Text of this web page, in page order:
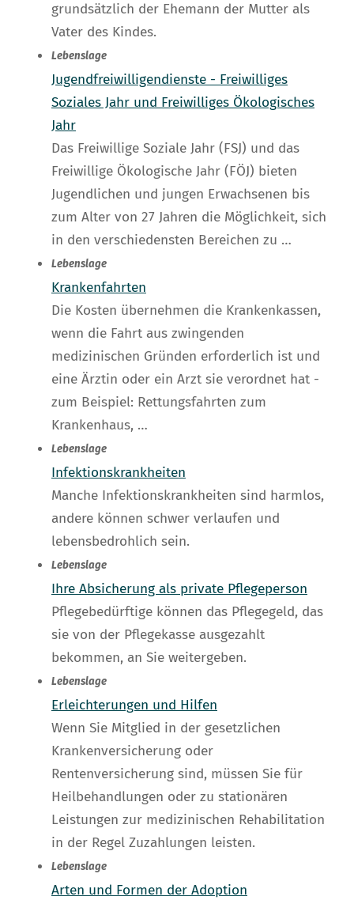
grundsätzlich der Ehemann der Mutter als
Vater des Kindes.
Lebenslage
Jugendfreiwilligendienste - Freiwilliges
Soziales Jahr und Freiwilliges Ökologisches
Jahr
Das Freiwillige Soziale Jahr (FSJ) und das
Freiwillige Ökologische Jahr (FÖJ) bieten
Jugendlichen und jungen Erwachsenen bis
zum Alter von 27 Jahren die Möglichkeit, sich
in den verschiedensten Bereichen zu …
Lebenslage
Krankenfahrten
Die Kosten übernehmen die Krankenkassen,
wenn die Fahrt aus zwingenden
medizinischen Gründen erforderlich ist und
eine Ärztin oder ein Arzt sie verordnet hat -
zum Beispiel: Rettungsfahrten zum
Krankenhaus, …
Lebenslage
Infektionskrankheiten
Manche Infektionskrankheiten sind harmlos,
andere können schwer verlaufen und
lebensbedrohlich sein.
Lebenslage
Ihre Absicherung als private Pflegeperson
Pflegebedürftige können das Pflegegeld, das
sie von der Pflegekasse ausgezahlt
bekommen, an Sie weitergeben.
Lebenslage
Erleichterungen und Hilfen
Wenn Sie Mitglied in der gesetzlichen
Krankenversicherung oder
Rentenversicherung sind, müssen Sie für
Heilbehandlungen oder zu stationären
Leistungen zur medizinischen Rehabilitation
in der Regel Zuzahlungen leisten.
Lebenslage
Arten und Formen der Adoption